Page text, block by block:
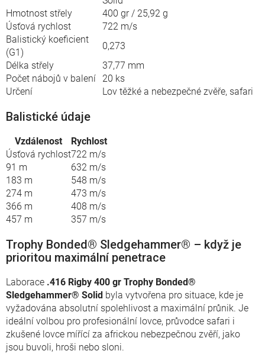
Hmotnost střely
400 gr / 25,92 g
Úsťová rychlost
722 m/s
Balistický koeficient
(G1)
0,273
Délka střely
37,77 mm
Počet nábojů v balení
20 ks
Určení
Lov těžké a nebezpečné zvěře, safari
Balistické údaje
Vzdálenost
Rychlost
Úsťová rychlost722 m/s
91 m
632 m/s
183 m
548 m/s
274 m
473 m/s
366 m
408 m/s
457 m
357 m/s
Trophy Bonded® Sledgehammer® – když je
prioritou maximální penetrace
Laborace .416 Rigby 400 gr Trophy Bonded®
Sledgehammer® Solid byla vytvořena pro situace, kde je
vyžadována absolutní spolehlivost a maximální průnik. Je
ideální volbou pro profesionální lovce, průvodce safari i
zkušené lovce mířící za africkou nebezpečnou zvěří, jako
jsou buvoli, hroši nebo sloni.